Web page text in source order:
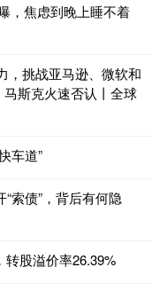
，焦虑到晚上睡不着
，挑战亚马逊、微软和
马斯克火速否认丨全球
车道”
索债”，背后有何隐
转股溢价率26.39%